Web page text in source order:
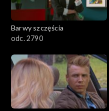
1301–1400
1101–1200
1001–1100
Barwy szczęścia
odc. 2790